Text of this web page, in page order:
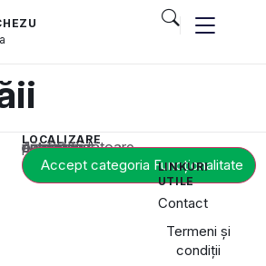
LOCALIZARE
Acest conținut este blocat până când acceptați categoria corespunzătoare de cookie-uri.
Accept categoria Funcționalitate
LINKURI
UTILE
Contact
Termeni și
condiții